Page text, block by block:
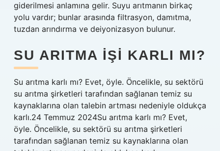
giderilmesi anlamına gelir. Suyu arıtmanın birkaç
yolu vardır; bunlar arasında filtrasyon, damıtma,
tuzdan arındırma ve deiyonizasyon bulunur.
SU ARITMA IŞI KARLI MI?
Su arıtma karlı mı? Evet, öyle. Öncelikle, su sektörü
su arıtma şirketleri tarafından sağlanan temiz su
kaynaklarına olan talebin artması nedeniyle oldukça
karlı.24 Temmuz 2024Su arıtma karlı mı? Evet,
öyle. Öncelikle, su sektörü su arıtma şirketleri
tarafından sağlanan temiz su kaynaklarına olan